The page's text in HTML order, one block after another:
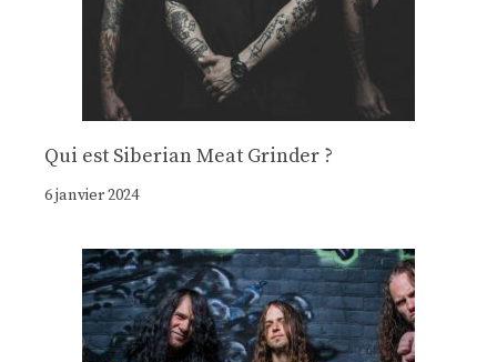
Qui est Siberian Meat Grinder ?
6 janvier 2024